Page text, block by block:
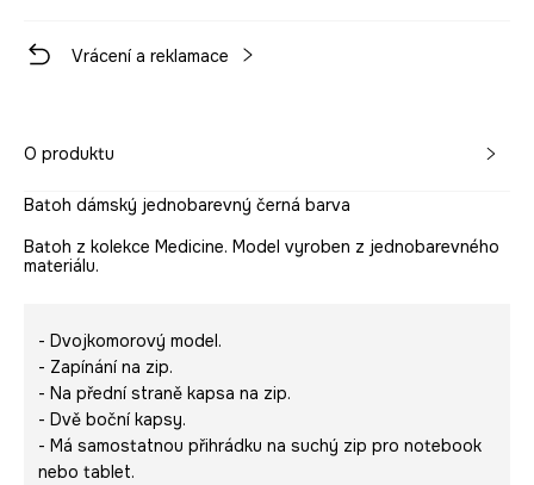
Vrácení a reklamace
O produktu
Batoh dámský jednobarevný černá barva
Batoh z kolekce Medicine. Model vyroben z jednobarevného
materiálu.
- Dvojkomorový model.
- Zapínání na zip.
- Na přední straně kapsa na zip.
- Dvě boční kapsy.
- Má samostatnou přihrádku na suchý zip pro notebook
nebo tablet.